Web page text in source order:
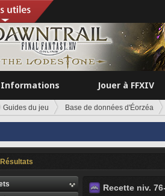
Informations Jouer à FFXIV
Guides du jeu Base de données d'Éorzéa
Résultats
Recette niv.